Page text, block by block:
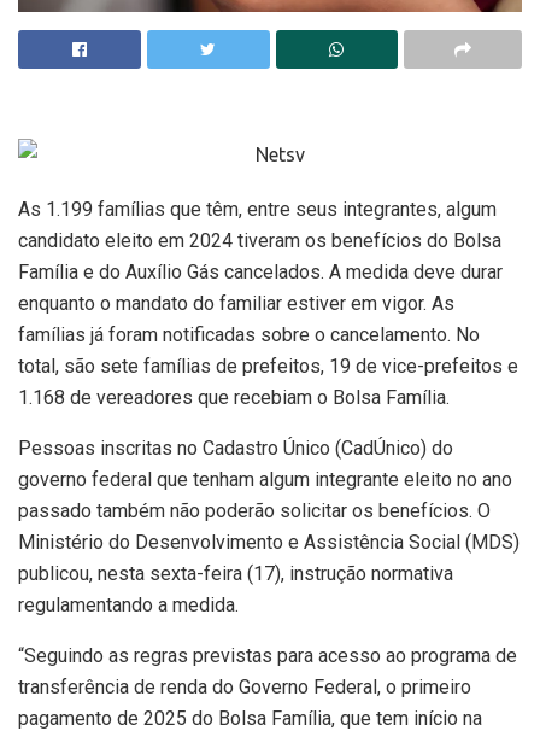
As 1.199 famílias que têm, entre seus integrantes, algum
candidato eleito em 2024 tiveram os benefícios do Bolsa
Família e do Auxílio Gás cancelados. A medida deve durar
enquanto o mandato do familiar estiver em vigor. As
famílias já foram notificadas sobre o cancelamento. No
total, são sete famílias de prefeitos, 19 de vice-prefeitos e
1.168 de vereadores que recebiam o Bolsa Família.
Pessoas inscritas no Cadastro Único (CadÚnico) do
governo federal que tenham algum integrante eleito no ano
passado também não poderão solicitar os benefícios. O
Ministério do Desenvolvimento e Assistência Social (MDS)
publicou, nesta sexta-feira (17), instrução normativa
regulamentando a medida.
“Seguindo as regras previstas para acesso ao programa de
transferência de renda do Governo Federal, o primeiro
pagamento de 2025 do Bolsa Família, que tem início na